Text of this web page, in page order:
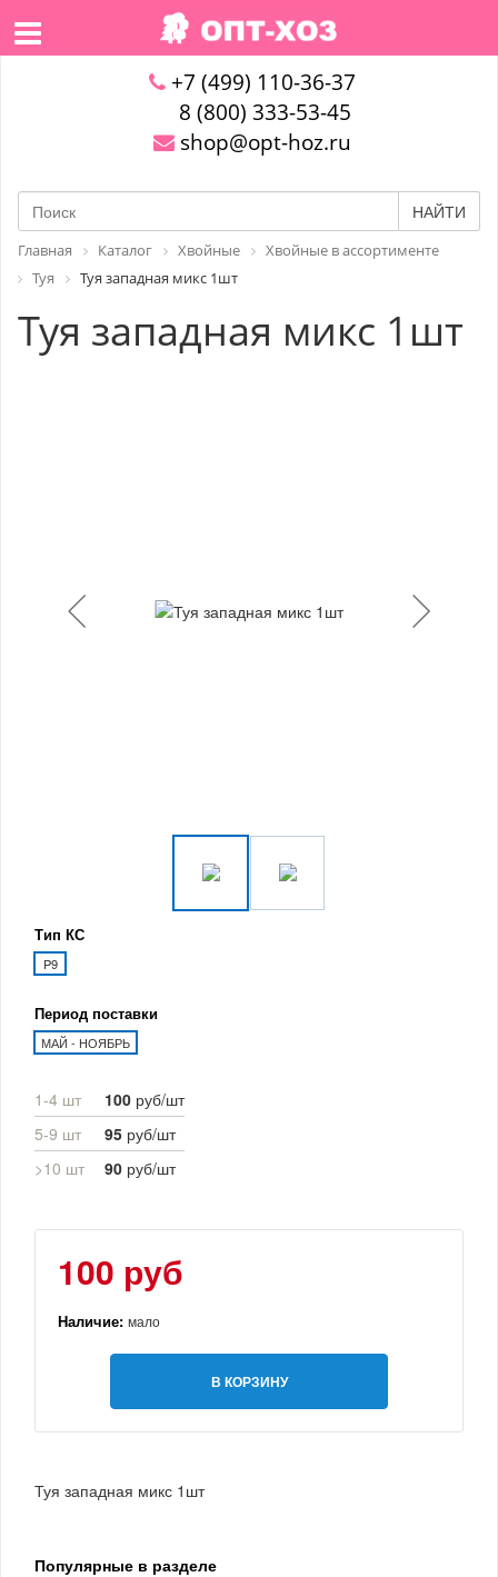
+7 (499) 110-36-37
8 (800) 333-53-45
shop@opt-hoz.ru
НАЙТИ
Главная Каталог Хвойные
Хвойные в ассортименте
Туя
Туя западная микс 1шт
Туя западная микс 1шт
Тип КС
P9
Период поставки
МАЙ - НОЯБРЬ
1-4 шт 100 руб/шт
5-9 шт
95 руб/шт
>10 шт
90 руб/шт
100 руб
Наличие: мало
В КОРЗИНУ
Туя западная микс 1шт
Популярные в разделе